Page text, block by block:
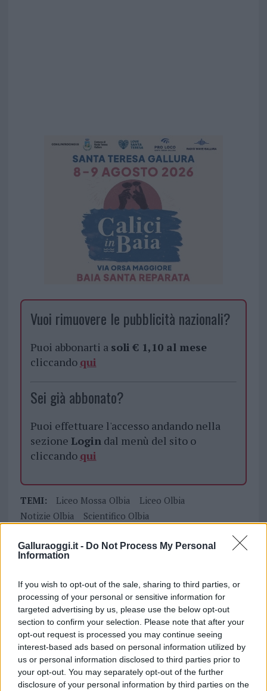
Galluraoggi.it - Do Not Process My Personal
Information
If you wish to opt-out of the sale, sharing to third parties, or
processing of your personal or sensitive information for
targeted advertising by us, please use the below opt-out
section to confirm your selection. Please note that after your
opt-out request is processed you may continue seeing
interest-based ads based on personal information utilized by
us or personal information disclosed to third parties prior to
your opt-out. You may separately opt-out of the further
disclosure of your personal information by third parties on the
Vuoi rimuovere le pubblicità nazionali?
Puoi abbonarti a soli € 1,10 al mese
cliccando qui
Sei già abbonato?
Puoi effettuare l'accesso andando nella
sezione Logindal menù del sito o
cliccando qui
TEMI: Liceo Mossa Olbia
Liceo Olbia
Notizie Olbia
Scientifico Olbia
Inviaci le tue segnalazioni,
345 356 7512
Notizie in tempo reale?
Entra nel canale telegram di
GalluraOggi.it